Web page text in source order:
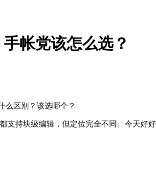
帐党该怎么选？
么区别？该选哪个？
支持块级编辑，但定位完全不同。今天好好